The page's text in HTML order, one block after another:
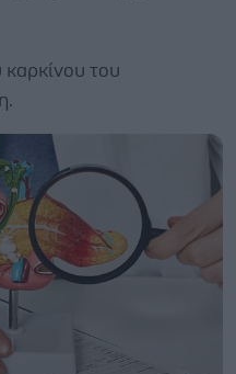
καρκίνου του